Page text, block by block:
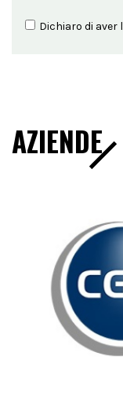
Dichiaro di aver
AZIENDE